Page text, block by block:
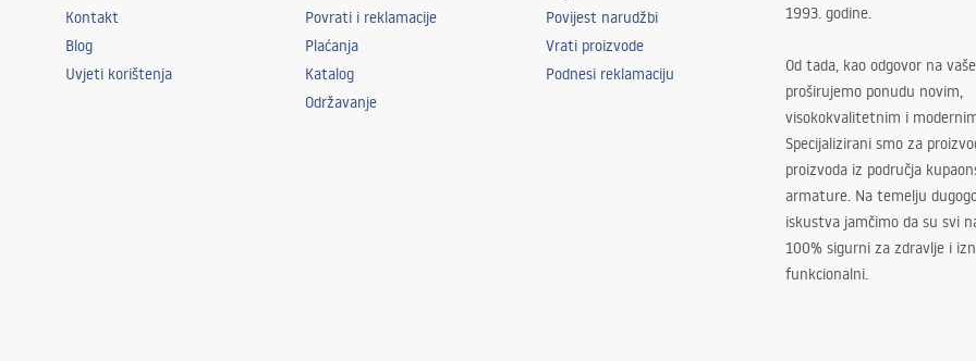
Kontakt
Blog
Uvjeti korištenja
Povrati i reklamacije
Plaćanja
Katalog
Održavanje
Povijest narudžbi
Vrati proizvode
Podnesi reklamaciju
1993. godine.
Od tada, kao odgovor na
proširujemo ponudu novim,
visokokvalitetnim i
Specijalizirani smo za
proizvoda iz područja
armature. Na temelju
iskustva jamčimo da su svi
100% sigurni za zdravlje i
funkcionalni.